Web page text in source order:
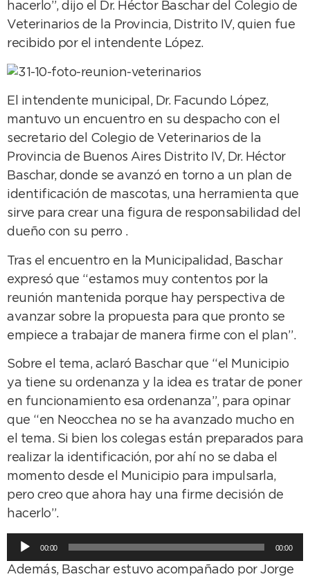
hacerlo”, dijo el Dr. Héctor Baschar del Colegio de
Veterinarios de la Provincia, Distrito IV, quien fue
recibido por el intendente López.
El intendente municipal, Dr. Facundo López,
mantuvo un encuentro en su despacho con el
secretario del Colegio de Veterinarios de la
Provincia de Buenos Aires Distrito IV, Dr. Héctor
Baschar, donde se avanzó en torno a un plan de
identificación de mascotas, una herramienta que
sirve para crear una figura de responsabilidad del
dueño con su perro .
Tras el encuentro en la Municipalidad, Baschar
expresó que “estamos muy contentos por la
reunión mantenida porque hay perspectiva de
avanzar sobre la propuesta para que pronto se
empiece a trabajar de manera firme con el plan”.
Sobre el tema, aclaró Baschar que “el Municipio
ya tiene su ordenanza y la idea es tratar de poner
en funcionamiento esa ordenanza”, para opinar
que “en Neocchea no se ha avanzado mucho en
el tema. Si bien los colegas están preparados para
realizar la identificación, por ahí no se daba el
momento desde el Municipio para impulsarla,
pero creo que ahora hay una firme decisión de
hacerlo”.
Reproductor
de
00:00 00:00
Además, Baschar estuvo acompañado por Jorge